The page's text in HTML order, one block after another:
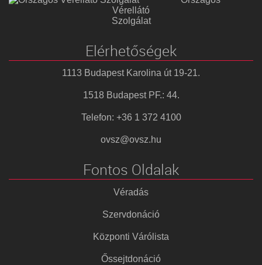
Vérellátó
Szolgálat
Elérhetőségek
1113 Budapest Karolina út 19-21.
1518 Budapest PF.: 44.
Telefon: +36 1 372 4100
ovsz@ovsz.hu
Fontos Oldalak
Véradás
Szervdonáció
Központi Várólista
Őssejtdonáció